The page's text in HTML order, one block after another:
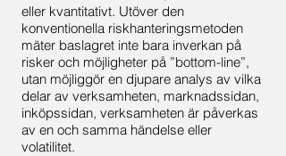
eller kvantitativt. Utöver den
konventionella riskhanteringsmetoden
mäter baslagret inte bara inverkan på
risker och möjligheter på ”bottom-line”,
utan möjliggör en djupare analys av vilka
delar av verksamheten, marknadssidan,
inköpssidan, verksamheten är påverkas
av en och samma händelse eller
volatilitet.